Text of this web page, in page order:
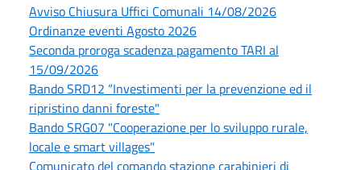
Avviso Chiusura Uffici Comunali 14/08/2026
Ordinanze eventi Agosto 2026
Seconda proroga scadenza pagamento TARI al
15/09/2026
Bando SRD12 “Investimenti per la prevenzione ed il
ripristino danni foreste"
Bando SRG07 "Cooperazione per lo sviluppo rurale,
locale e smart villages"
Comunicato del comando stazione carabinieri di